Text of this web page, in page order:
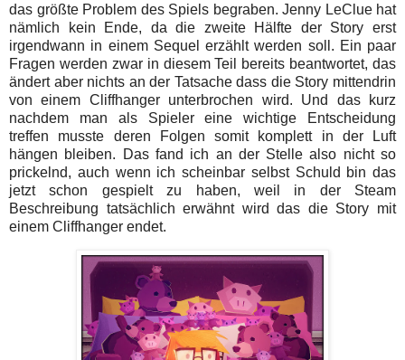
das größte Problem des Spiels begraben. Jenny LeClue hat
nämlich kein Ende, da die zweite Hälfte der Story erst
irgendwann in einem Sequel erzählt werden soll. Ein paar
Fragen werden zwar in diesem Teil bereits beantwortet, das
ändert aber nichts an der Tatsache dass die Story mittendrin
von einem Cliffhanger unterbrochen wird. Und das kurz
nachdem man als Spieler eine wichtige Entscheidung
treffen musste deren Folgen somit komplett in der Luft
hängen bleiben. Das fand ich an der Stelle also nicht so
prickelnd, auch wenn ich scheinbar selbst Schuld bin das
jetzt schon gespielt zu haben, weil in der Steam
Beschreibung tatsächlich erwähnt wird das die Story mit
einem Cliffhanger endet.